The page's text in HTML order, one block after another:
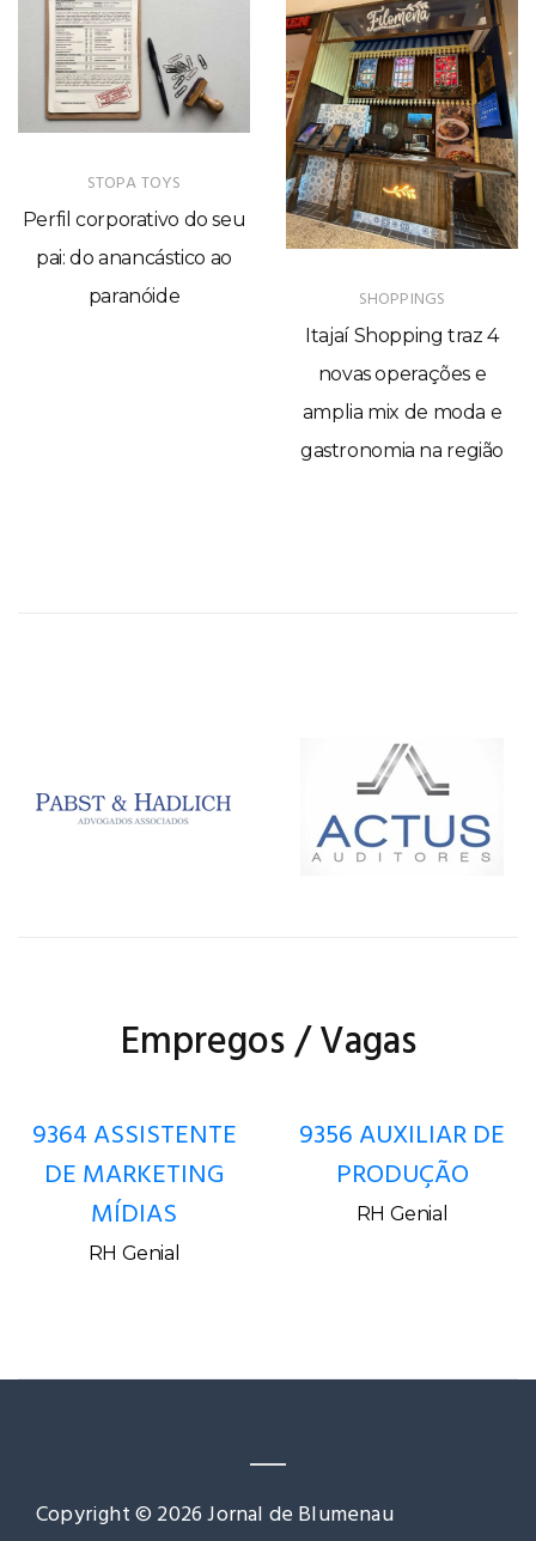
STOPA TOYS
Perfil corporativo do seu
pai: do anancástico ao
paranóide
SHOPPINGS
Itajaí Shopping traz 4
novas operações e
amplia mix de moda e
gastronomia na região
Empregos / Vagas
9364 ASSISTENTE
DE MARKETING
MÍDIAS
RH Genial
9356 AUXILIAR DE
PRODUÇÃO
RH Genial
Copyright © 2026 Jornal de Blumenau